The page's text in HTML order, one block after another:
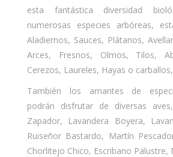
esta fantástica diversidad
numerosas especies arbóreas,
Aladiernos, Sauces, Plátanos,
Arces, Fresnos, Olmos, Tilos,
Cerezos, Laureles, Hayas o
También los amantes de
podrán disfrutar de diversas
Zapador, Lavandera Boyera,
Ruiseñor Bastardo, Martín
Chorlitejo Chico, Escribano